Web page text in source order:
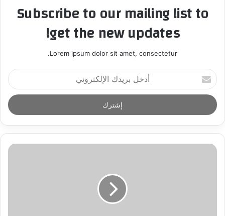
Subscribe to our mailing list to
get the new updates!
Lorem ipsum dolor sit amet, consectetur.
أ
د
خ
ل
ر
د